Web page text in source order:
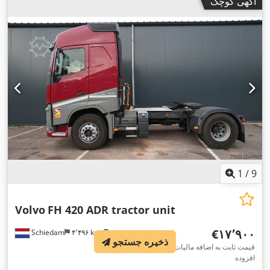
1 /9
Schiedam ۴٬۴۹۶ km
Volvo FH 420 ADR tractor unit
‎€۱۷٬۹۰۰
قیمت ثابت به اضافه مالیات بر ارزش
افزوده
ذخیره جستجو